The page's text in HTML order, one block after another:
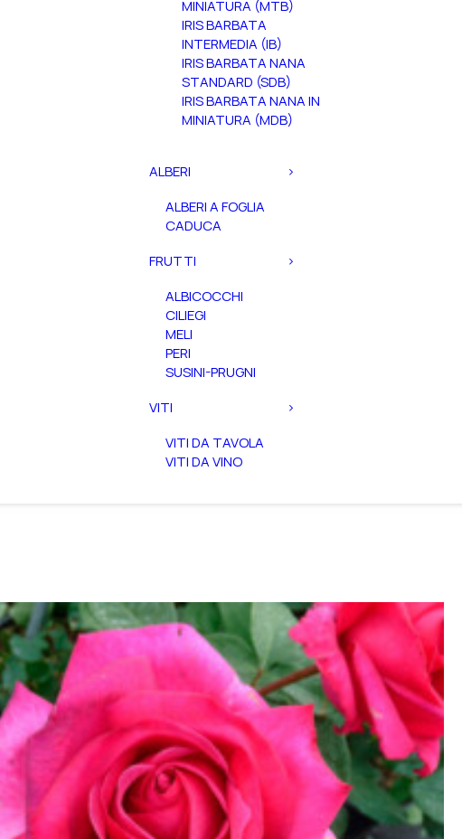
MINIATURA (MTB)
IRIS BARBATA
INTERMEDIA (IB)
IRIS BARBATA NANA
STANDARD (SDB)
IRIS BARBATA NANA IN
MINIATURA (MDB)
ALBERI
ALBERI A FOGLIA
CADUCA
FRUTTI
ALBICOCCHI
CILIEGI
MELI
PERI
SUSINI-PRUGNI
VITI
VITI DA TAVOLA
VITI DA VINO